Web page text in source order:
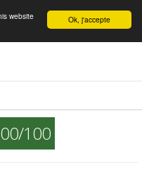
English Ok, j'accepte
website
100